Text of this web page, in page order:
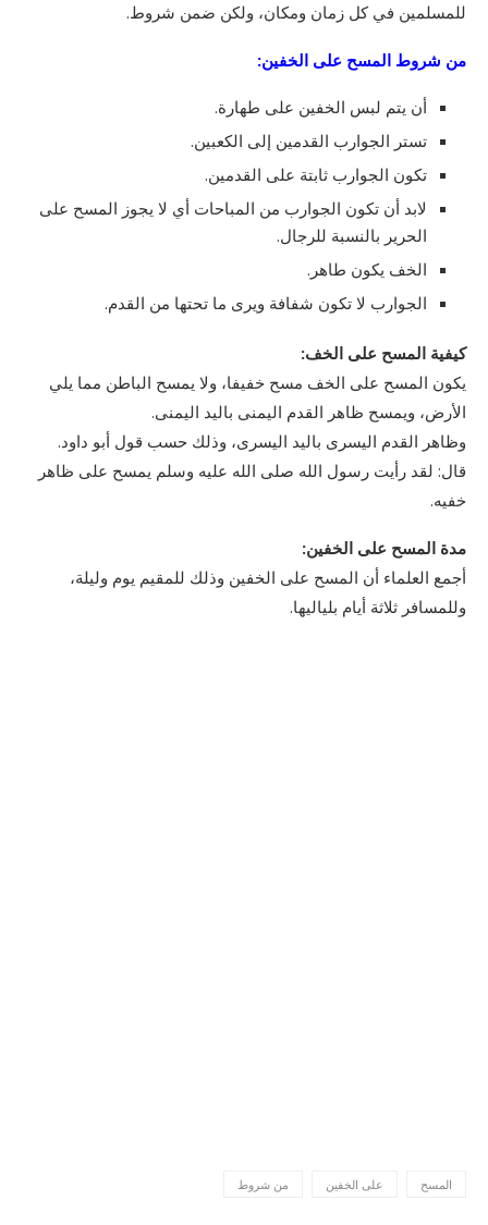
للمسلمين في كل زمان ومكان، ولكن ضمن شروط.
من شروط المسح على الخفين:
أن يتم لبس الخفين على طهارة.
تستر الجوارب القدمين إلى الكعبين.
تكون الجوارب ثابتة على القدمين.
لابد أن تكون الجوارب من المباحات أي لا يجوز المسح على
الحرير بالنسبة للرجال.
الخف يكون طاهر.
الجوارب لا تكون شفافة ويرى ما تحتها من القدم.
كيفية المسح على الخف:
يكون المسح على الخف مسح خفيفا، ولا يمسح الباطن مما يلي
الأرض، ويمسح ظاهر القدم اليمنى باليد اليمنى.
وظاهر القدم اليسرى باليد اليسرى، وذلك حسب قول أبو داود.
قال: لقد رأيت رسول الله صلى الله عليه وسلم يمسح على ظاهر
خفيه.
مدة المسح على الخفين:
أجمع العلماء أن المسح على الخفين وذلك للمقيم يوم وليلة،
وللمسافر ثلاثة أيام بلياليها.
المسح على الخفين من شروط